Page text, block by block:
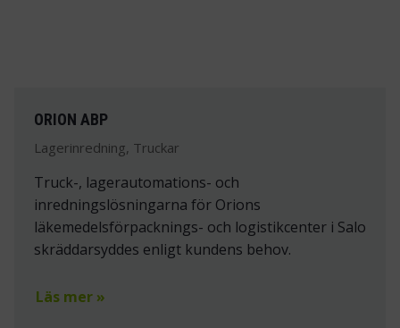
ORION ABP
Lagerinredning, Truckar
Truck-, lagerautomations- och
inredningslösningarna för Orions
läkemedelsförpacknings- och logistikcenter i Salo
skräddarsyddes enligt kundens behov.
Läs mer »